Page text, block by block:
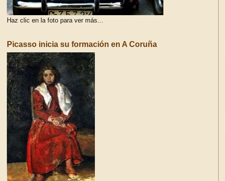
Haz clic en la foto para ver más...
Picasso inicia su formación en A Coruña